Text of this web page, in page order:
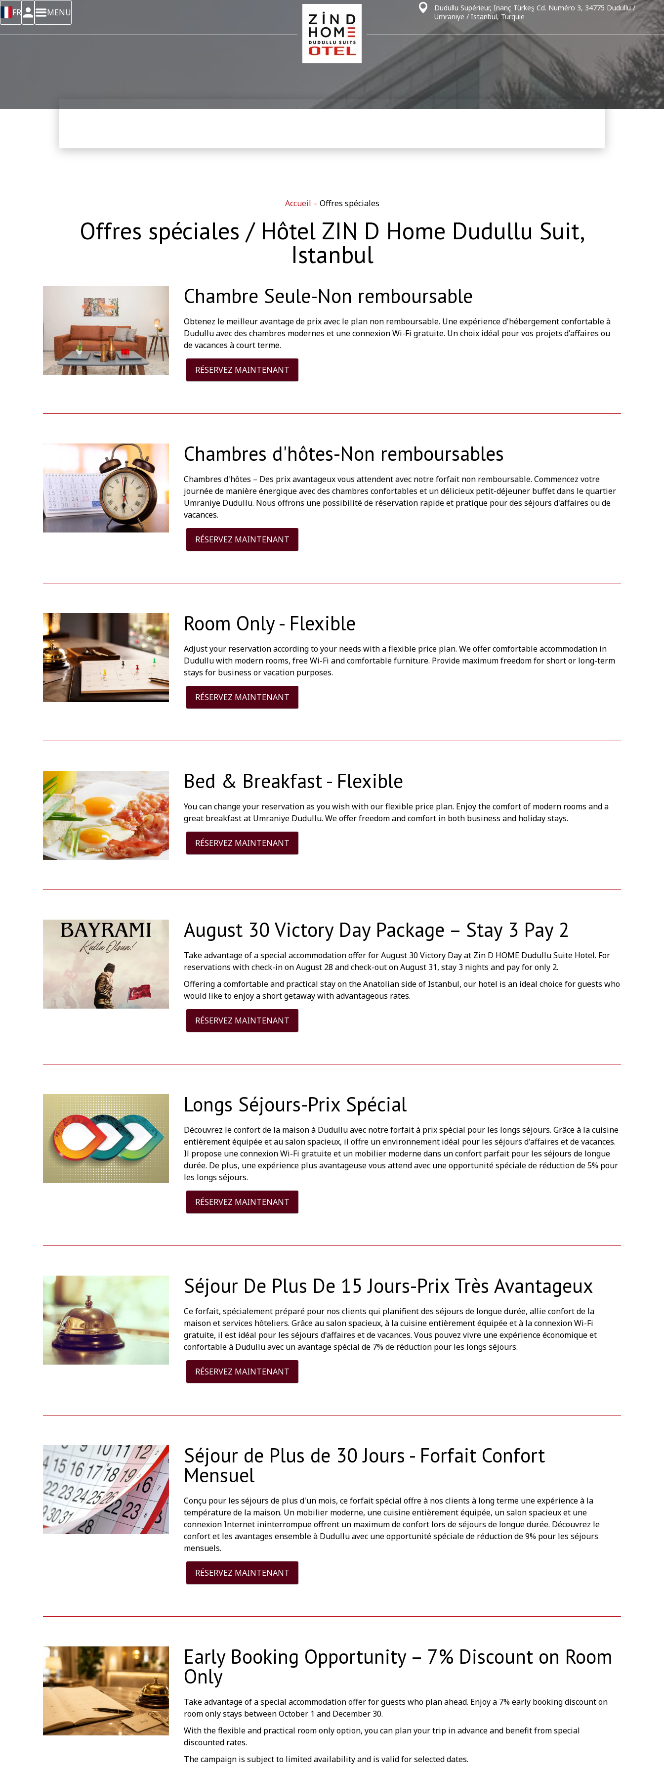
FR MENU
Dudullu Supérieur, Inanç Türkeş Cd. Numéro 3, 34775 Dudullu /
Umraniye / Istanbul, Turquie
Accueil – Offres spéciales
Offres spéciales / Hôtel ZIN D Home Dudullu Suit,
Istanbul
Chambre Seule-Non remboursable
Obtenez le meilleur avantage de prix avec le plan non remboursable. Une expérience d'hébergement confortable à
Dudullu avec des chambres modernes et une connexion Wi-Fi gratuite. Un choix idéal pour vos projets d'affaires ou
de vacances à court terme.
RÉSERVEZ MAINTENANT
Chambres d'hôtes-Non remboursables
Chambres d'hôtes – Des prix avantageux vous attendent avec notre forfait non remboursable. Commencez votre
journée de manière énergique avec des chambres confortables et un délicieux petit-déjeuner buffet dans le quartier
Umraniye Dudullu. Nous offrons une possibilité de réservation rapide et pratique pour des séjours d'affaires ou de
vacances.
RÉSERVEZ MAINTENANT
Room Only - Flexible
Adjust your reservation according to your needs with a flexible price plan. We offer comfortable accommodation in
Dudullu with modern rooms, free Wi-Fi and comfortable furniture. Provide maximum freedom for short or long-term
stays for business or vacation purposes.
RÉSERVEZ MAINTENANT
Bed & Breakfast - Flexible
You can change your reservation as you wish with our flexible price plan. Enjoy the comfort of modern rooms and a
great breakfast at Umraniye Dudullu. We offer freedom and comfort in both business and holiday stays.
RÉSERVEZ MAINTENANT
August 30 Victory Day Package – Stay 3 Pay 2
Take advantage of a special accommodation offer for August 30 Victory Day at Zin D HOME Dudullu Suite Hotel. For
reservations with check-in on August 28 and check-out on August 31, stay 3 nights and pay for only 2.
Offering a comfortable and practical stay on the Anatolian side of Istanbul, our hotel is an ideal choice for guests who
would like to enjoy a short getaway with advantageous rates.
RÉSERVEZ MAINTENANT
Longs Séjours-Prix Spécial
Découvrez le confort de la maison à Dudullu avec notre forfait à prix spécial pour les longs séjours. Grâce à la cuisine
entièrement équipée et au salon spacieux, il offre un environnement idéal pour les séjours d'affaires et de vacances.
Il propose une connexion Wi-Fi gratuite et un mobilier moderne dans un confort parfait pour les séjours de longue
durée. De plus, une expérience plus avantageuse vous attend avec une opportunité spéciale de réduction de 5% pour
les longs séjours.
RÉSERVEZ MAINTENANT
Séjour De Plus De 15 Jours-Prix Très Avantageux
Ce forfait, spécialement préparé pour nos clients qui planifient des séjours de longue durée, allie confort de la
maison et services hôteliers. Grâce au salon spacieux, à la cuisine entièrement équipée et à la connexion Wi-Fi
gratuite, il est idéal pour les séjours d'affaires et de vacances. Vous pouvez vivre une expérience économique et
confortable à Dudullu avec un avantage spécial de 7% de réduction pour les longs séjours.
RÉSERVEZ MAINTENANT
Séjour de Plus de 30 Jours - Forfait Confort
Mensuel
Conçu pour les séjours de plus d'un mois, ce forfait spécial offre à nos clients à long terme une expérience à la
température de la maison. Un mobilier moderne, une cuisine entièrement équipée, un salon spacieux et une
connexion Internet ininterrompue offrent un maximum de confort lors de séjours de longue durée. Découvrez le
confort et les avantages ensemble à Dudullu avec une opportunité spéciale de réduction de 9% pour les séjours
mensuels.
RÉSERVEZ MAINTENANT
Early Booking Opportunity – 7% Discount on Room
Only
Take advantage of a special accommodation offer for guests who plan ahead. Enjoy a 7% early booking discount on
room only stays between October 1 and December 30.
With the flexible and practical room only option, you can plan your trip in advance and benefit from special
discounted rates.
The campaign is subject to limited availability and is valid for selected dates.